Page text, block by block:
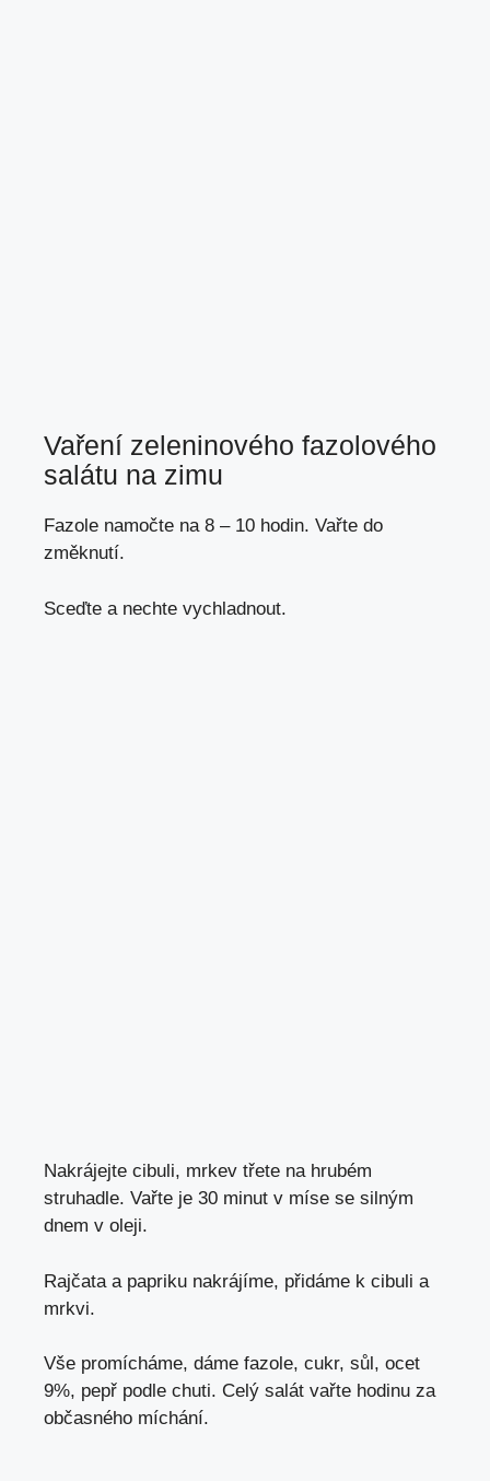
Vaření zeleninového fazolového
salátu na zimu
Fazole namočte na 8 – 10 hodin. Vařte do
změknutí.
Sceďte a nechte vychladnout.
Nakrájejte cibuli, mrkev třete na hrubém
struhadle. Vařte je 30 minut v míse se silným
dnem v oleji.
Rajčata a papriku nakrájíme, přidáme k cibuli a
mrkvi.
Vše promícháme, dáme fazole, cukr, sůl, ocet
9%, pepř podle chuti. Celý salát vařte hodinu za
občasného míchání.